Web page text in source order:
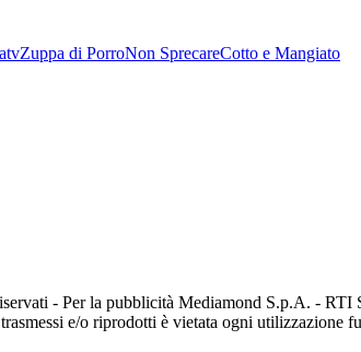
Zuppa di PorroNon SprecareCotto e Mangiato
- Per la pubblicità Mediamond S.p.A. - RTI
e/o riprodotti è vietata ogni utilizzazione